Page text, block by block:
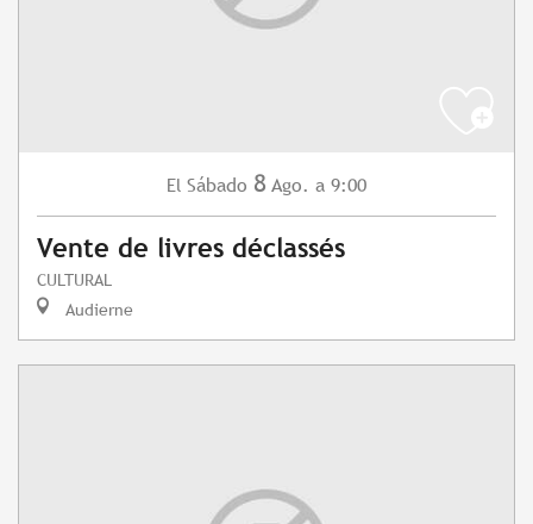
El Sábado 8 Ago. a 9:00
Vente de livres déclassés
CULTURAL
Audierne